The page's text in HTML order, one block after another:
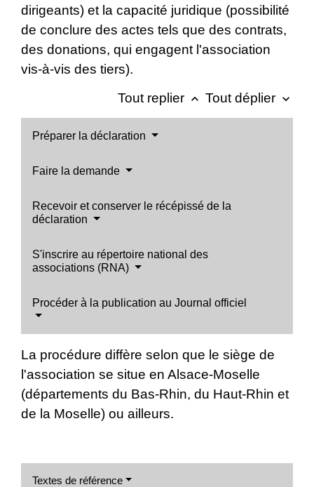
dirigeants) et la capacité juridique (possibilité
de conclure des actes tels que des contrats,
des donations, qui engagent l'association
vis-à-vis des tiers).
Tout replier keyboard_arrow_up Tout déplier keyboard_arrow_down
Préparer la déclaration
Faire la demande
Recevoir et conserver le récépissé de la
déclaration
S'inscrire au répertoire national des
associations (RNA)
Procéder à la publication au Journal officiel
La procédure diffère selon que le siège de
l'association se situe en Alsace-Moselle
(départements du Bas-Rhin, du Haut-Rhin et
de la Moselle) ou ailleurs.
Textes de référence